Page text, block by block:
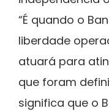
“É quando o
liberdade
atuará para
que foram
significa que o